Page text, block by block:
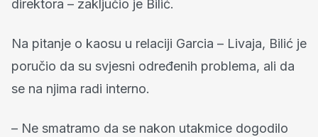
direktora – zaključio je Bilić.
Na pitanje o kaosu u relaciji Garcia – Livaja, Bilić je
poručio da su svjesni određenih problema, ali da
se na njima radi interno.
– Ne smatramo da se nakon utakmice dogodilo